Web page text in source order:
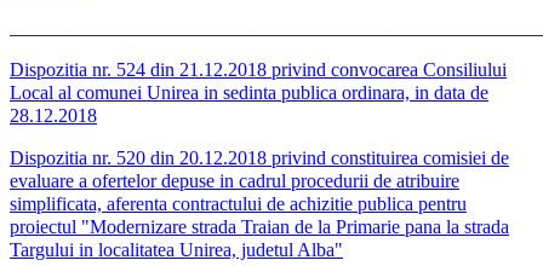
Dispozitia nr. 524 din 21.12.2018 privind convocarea Consiliului
Local al comunei Unirea in sedinta publica ordinara, in data de
28.12.2018
Dispozitia nr. 520 din 20.12.2018 privind constituirea comisiei de
evaluare a ofertelor depuse in cadrul procedurii de atribuire
simplificata, aferenta contractului de achizitie publica pentru
proiectul "Modernizare strada Traian de la Primarie pana la strada
Targului in localitatea Unirea, judetul Alba"